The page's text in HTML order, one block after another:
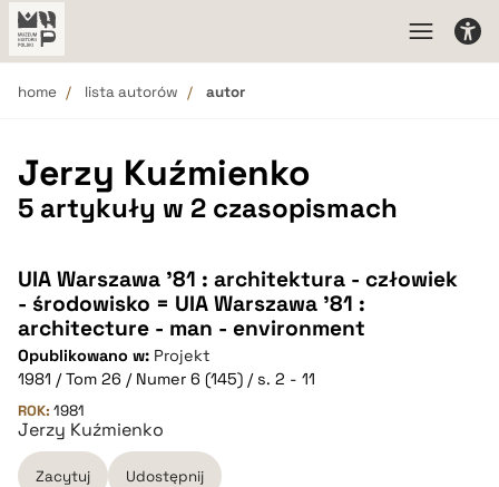
home lista autorów autor
Jerzy Kuźmienko
5 artykuły w 2 czasopismach
UIA Warszawa '81 : architektura - człowiek
- środowisko = UIA Warszawa '81 :
architecture - man - environment
Opublikowano w: Projekt
1981 / Tom 26 / Numer 6 (145) / s. 2 - 11
ROK: 1981
Jerzy Kuźmienko
Zacytuj Udostępnij